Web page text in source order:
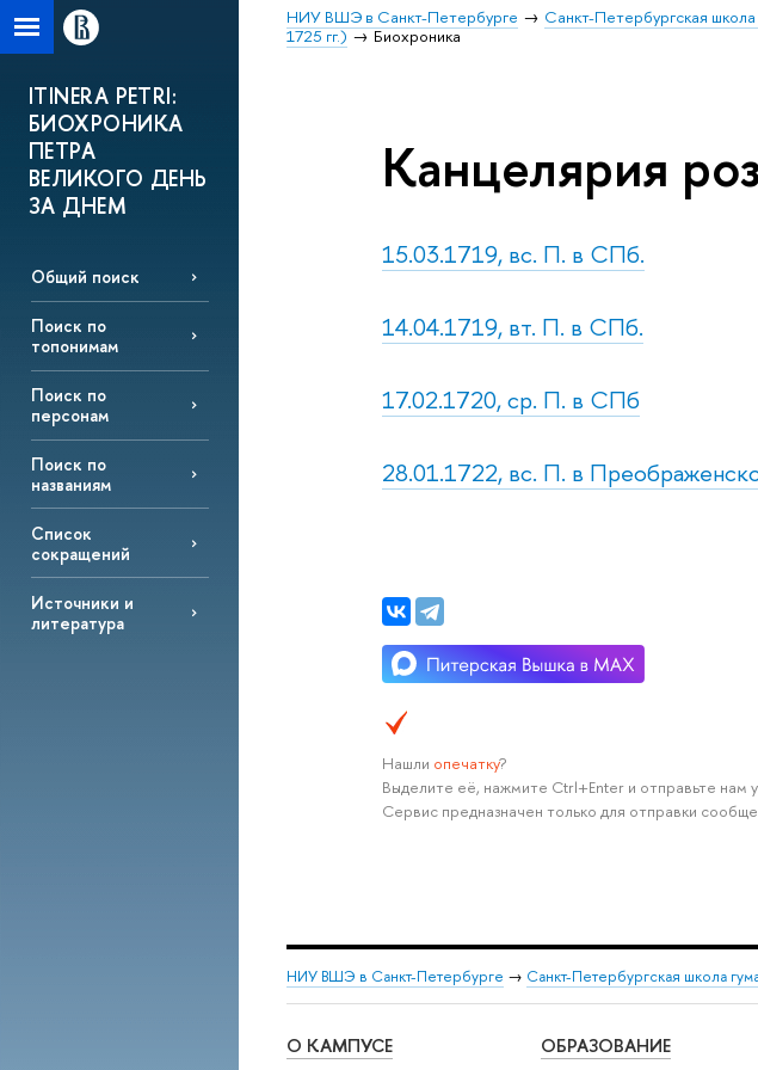
НИУ ВШЭ в Санкт-Петербурге Санкт-Петербургская школа
1725 гг.)
Биохроника
ITINERA PETRI:
БИОХРОНИКА
ПЕТРА
ВЕЛИКОГО ДЕНЬ
ЗА ДНЕМ
Общий поиск
Поиск по
топонимам
Поиск по
персонам
Поиск по
названиям
Список
сокращений
Источники и
литература
Канцелярия
15.03.1719, вс. П. в СПб.
14.04.1719, вт. П. в СПб.
17.02.1720, ср. П. в СПб
28.01.1722, вс. П. в
Нашли опечатку?
Выделите её, нажмите Ctrl+Enter и отправьте нам
Сервис предназначен только для отправки
НИУ ВШЭ в Санкт-Петербурге → Санкт-Петербургская школа
О КАМПУСЕ ОБРАЗОВАНИЕ